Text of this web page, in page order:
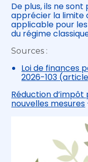
De plus, ils ne
apprécier la limite
applicable pour
du régime
Sources :
Loi de finances
2026-103
Réduction d’impôt
nouvelles mesures